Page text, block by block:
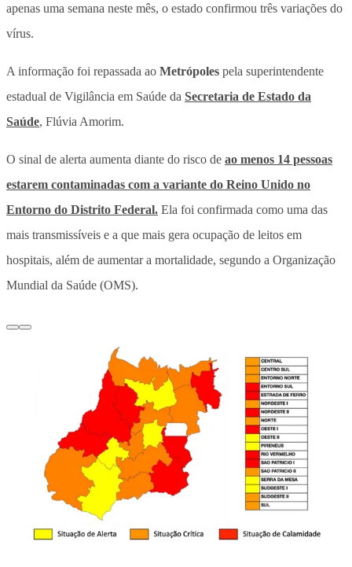
apenas uma semana neste mês, o estado confirmou três variações do
vírus.
A informação foi repassada ao Metrópoles pela superintendente
estadual de Vigilância em Saúde da Secretaria de Estado da
Saúde, Flúvia Amorim.
O sinal de alerta aumenta diante do risco de ao menos 14 pessoas
estarem contaminadas com a variante do Reino Unido no
Entorno do Distrito Federal. Ela foi confirmada como uma das
mais transmissíveis e a que mais gera ocupação de leitos em
hospitais, além de aumentar a mortalidade, segundo a Organização
Mundial da Saúde (OMS).